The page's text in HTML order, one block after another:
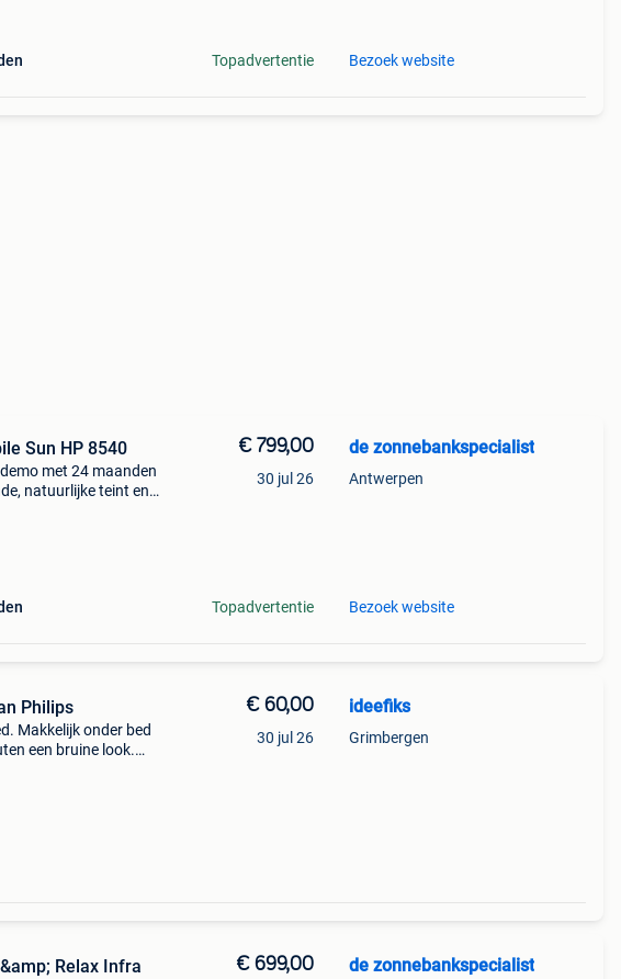
Topadvertentie Bezoek website
Sun HP 8540
met 24 maanden
natuurlijke teint en
€ 799,00
30 jul 26
Topadvertentie
de zonnebankspecialist
Antwerpen
Bezoek website
Philips
Makkelijk onder bed
een bruine look.
€ 60,00
30 jul 26
ideefiks
Grimbergen
Relax Infra
€ 699,00 de zonnebankspecialist